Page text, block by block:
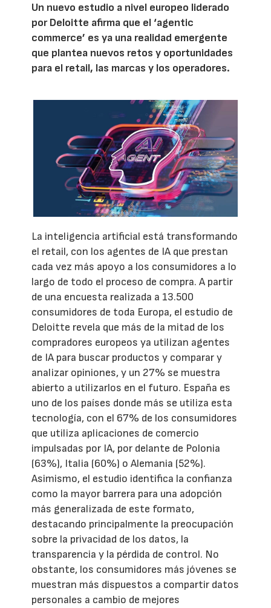
Un nuevo estudio a nivel europeo liderado
por Deloitte afirma que el ‘agentic
commerce’ es ya una realidad emergente
que plantea nuevos retos y oportunidades
para el retail, las marcas y los operadores.
La inteligencia artificial está transformando
el retail, con los agentes de IA que prestan
cada vez más apoyo a los consumidores a lo
largo de todo el proceso de compra. A partir
de una encuesta realizada a 13.500
consumidores de toda Europa, el estudio de
Deloitte revela que más de la mitad de los
compradores europeos ya utilizan agentes
de IA para buscar productos y comparar y
analizar opiniones, y un 27% se muestra
abierto a utilizarlos en el futuro. España es
uno de los países donde más se utiliza esta
tecnología, con el 67% de los consumidores
que utiliza aplicaciones de comercio
impulsadas por IA, por delante de Polonia
(63%), Italia (60%) o Alemania (52%).
Asimismo, el estudio identifica la confianza
como la mayor barrera para una adopción
más generalizada de este formato,
destacando principalmente la preocupación
sobre la privacidad de los datos, la
transparencia y la pérdida de control. No
obstante, los consumidores más jóvenes se
muestran más dispuestos a compartir datos
personales a cambio de mejores